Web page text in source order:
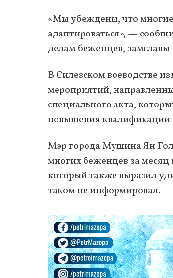
«Мы убеждены, что
адаптироваться», —
делам беженцев,
В Силезском воеводстве
мероприятий,
специального акта,
повышения квалификации
Мэр города Мушина Ян
многих беженцев за
который также выразил
таком не информировал.